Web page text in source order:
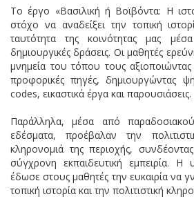
Το έργο «Βασιλική ή Βοϊβόντα: Η
στόχο να αναδείξει την τοπική
ταυτότητα της κοινότητας μας
δημιουργικές δράσεις. Οι μαθητές
μνημεία του τόπου τους
προφορικές πηγές, δημιουργώντας
codes, εικαστικά έργα και παρουσιάσεις.
Παράλληλα, μέσα από
εδέσματα, προέβαλαν την
κληρονομιά της περιοχής,
σύγχρονη εκπαιδευτική εμπειρία.
έδωσε στους μαθητές την ευκαιρία να
τοπική ιστορία και την πολιτιστική